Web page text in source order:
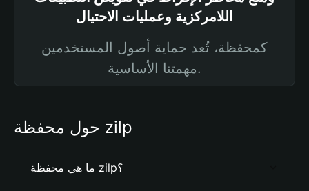
اللامركزية وعمليات الاحتيال
كمحفظة، تُعد حماية أصول المستخدمين
مهمتنا الأساسية.
حول محفظة zilp
ما هي محفظة zilp؟